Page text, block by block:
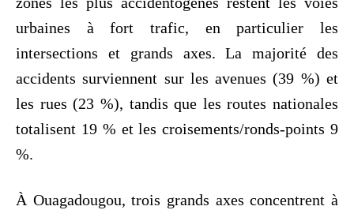
urbaines à fort trafic, en particulier les
intersections et grands axes. La majorité des
accidents surviennent sur les avenues (39 %) et
les rues (23 %), tandis que les routes nationales
totalisent 19 % et les croisements/ronds-points 9
%.
À Ouagadougou, trois grands axes concentrent à